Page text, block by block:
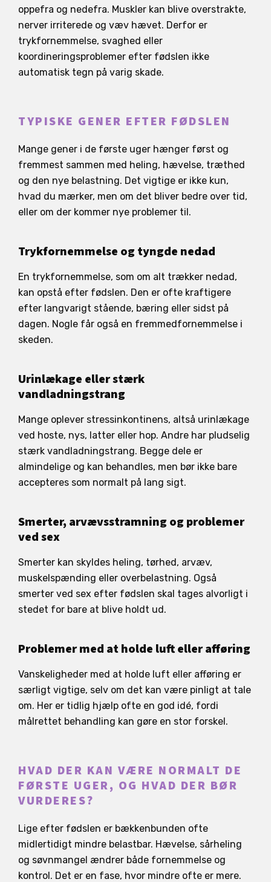
oppefra og nedefra. Muskler kan blive overstrakte,
nerver irriterede og væv hævet. Derfor er
trykfornemmelse, svaghed eller
koordineringsproblemer efter fødslen ikke
automatisk tegn på varig skade.
TYPISKE GENER EFTER FØDSLEN
Mange gener i de første uger hænger først og
fremmest sammen med heling, hævelse, træthed
og den nye belastning. Det vigtige er ikke kun,
hvad du mærker, men om det bliver bedre over tid,
eller om der kommer nye problemer til.
Trykfornemmelse og tyngde nedad
En trykfornemmelse, som om alt trækker nedad,
kan opstå efter fødslen. Den er ofte kraftigere
efter langvarigt stående, bæring eller sidst på
dagen. Nogle får også en fremmedfornemmelse i
skeden.
Urinlækage eller stærk
vandladningstrang
Mange oplever stressinkontinens, altså urinlækage
ved hoste, nys, latter eller hop. Andre har pludselig
stærk vandladningstrang. Begge dele er
almindelige og kan behandles, men bør ikke bare
accepteres som normalt på lang sigt.
Smerter, arvævsstramning og problemer
ved sex
Smerter kan skyldes heling, tørhed, arvæv,
muskelspænding eller overbelastning. Også
smerter ved sex efter fødslen skal tages alvorligt i
stedet for bare at blive holdt ud.
Problemer med at holde luft eller afføring
Vanskeligheder med at holde luft eller afføring er
særligt vigtige, selv om det kan være pinligt at tale
om. Her er tidlig hjælp ofte en god idé, fordi
målrettet behandling kan gøre en stor forskel.
HVAD DER KAN VÆRE NORMALT DE
FØRSTE UGER, OG HVAD DER BØR
VURDERES?
Lige efter fødslen er bækkenbunden ofte
midlertidigt mindre belastbar. Hævelse, sårheling
og søvnmangel ændrer både fornemmelse og
kontrol. Det er en fase, hvor mindre ofte er mere.